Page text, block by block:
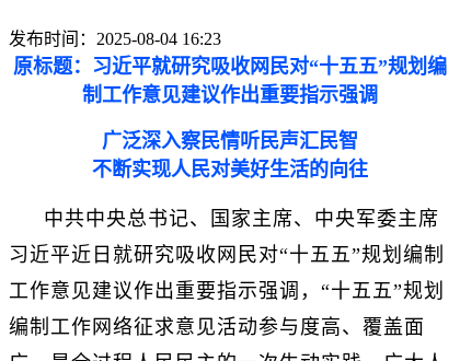
发布时间：2025-08-04 16:23
原标题：习近平就研究吸收网民对“十五五”规划编
制工作意见建议作出重要指示强调
广泛深入察民情听民声汇民智
不断实现人民对美好生活的向往
中共中央总书记、国家主席、中央军委主席
习近平近日就研究吸收网民对“十五五”规划编制
工作意见建议作出重要指示强调，“十五五”规划
编制工作网络征求意见活动参与度高、覆盖面